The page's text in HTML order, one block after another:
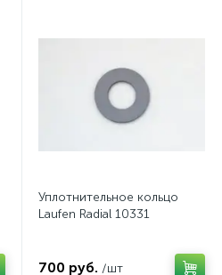
Уплотнительное кольцо
Laufen Radial 10331
700 руб. /шт